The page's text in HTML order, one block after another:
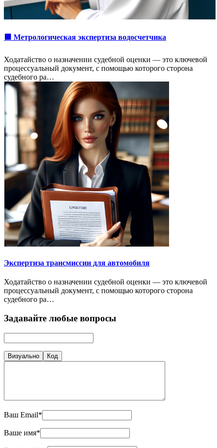
🟩 Метрологическая экспертиза водосчетчика
Ходатайство о назначении судебной оценки — это ключевой
процессуальный документ, с помощью которого сторона
судебного ра…
Экспертиза трансмиссии для автомобиля
Ходатайство о назначении судебной оценки — это ключевой
процессуальный документ, с помощью которого сторона
судебного ра…
Задавайте любые вопросы
Визуально Код
Ваш Email*
Ваше имя*